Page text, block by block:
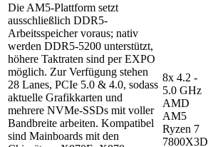
Die AM5-Plattform setzt
ausschließlich DDR5-
Arbeitsspeicher voraus; nativ
werden DDR5-5200 unterstützt,
höhere Taktraten sind per EXPO
möglich. Zur Verfügung stehen
28 Lanes, PCIe 5.0 & 4.0, sodass
aktuelle Grafikkarten und
mehrere NVMe-SSDs mit voller
Bandbreite arbeiten. Kompatibel
sind Mainboards mit den
8x 4.2 -
5.0 GHz
AMD
AM5
Ryzen 7
7800X3D